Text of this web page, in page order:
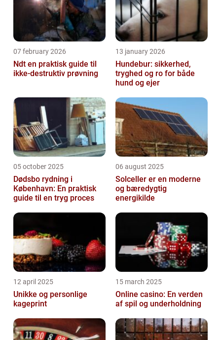
07 february 2026
Ndt en praktisk guide til
ikke-destruktiv prøvning
13 january 2026
Hundebur: sikkerhed,
tryghed og ro for både
hund og ejer
05 october 2025
Dødsbo rydning i
København: En praktisk
guide til en tryg proces
06 august 2025
Solceller er en moderne
og bæredygtig
energikilde
12 april 2025
Unikke og personlige
kageprint
15 march 2025
Online casino: En verden
af spil og underholdning